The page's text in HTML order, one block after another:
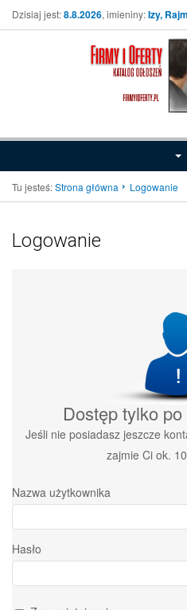
Dzisiaj jest:8.8.2026, imieniny:Izy,
Tu jesteś:Strona główna Logowanie
Logowanie
Dostęp tylko po
Jeśli nie posiadasz jeszcze
zajmie Ci ok.
Nazwa użytkownika
Hasło